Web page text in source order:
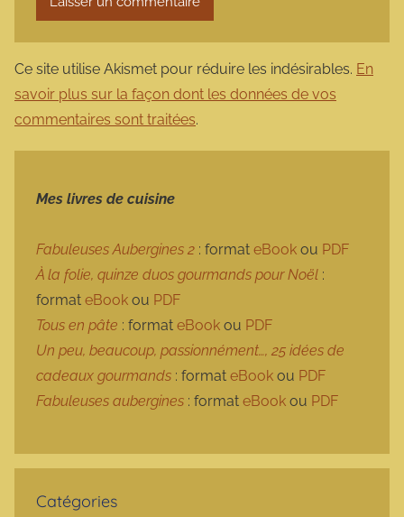
Ce site utilise Akismet pour réduire les indésirables. En
savoir plus sur la façon dont les données de vos
commentaires sont traitées.
Mes livres de cuisine
Fabuleuses Aubergines 2 : format eBook ou PDF
À la folie, quinze duos gourmands pour Noël :
format eBook ou PDF
Tous en pâte : format eBook ou PDF
Un peu, beaucoup, passionnément…, 25 idées de
cadeaux gourmands : format eBook ou PDF
Fabuleuses aubergines : format eBook ou PDF
Catégories